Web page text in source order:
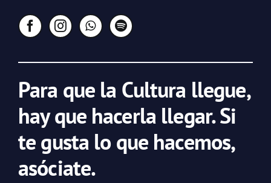
Para que la Cultura llegue,
hay que hacerla llegar. Si
te gusta lo que hacemos,
asóciate.